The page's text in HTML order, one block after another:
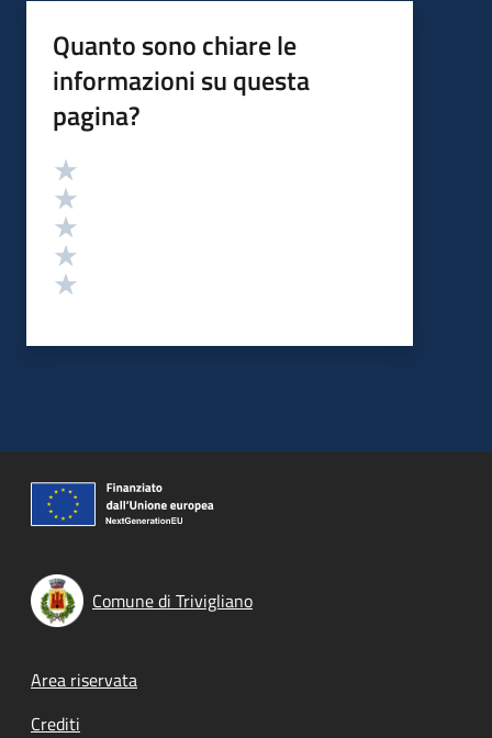
Quanto sono chiare le
informazioni su questa
pagina?
Valutazione
Comune di Trivigliano
Footer menu
Area riservata
Crediti